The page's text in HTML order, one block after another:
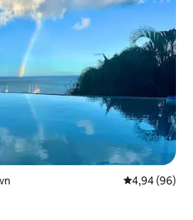
Vidutinis
4,94 (96)